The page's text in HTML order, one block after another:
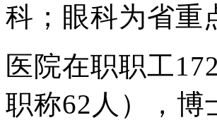
科；眼科为省重
医院在职职工
职称62人），博